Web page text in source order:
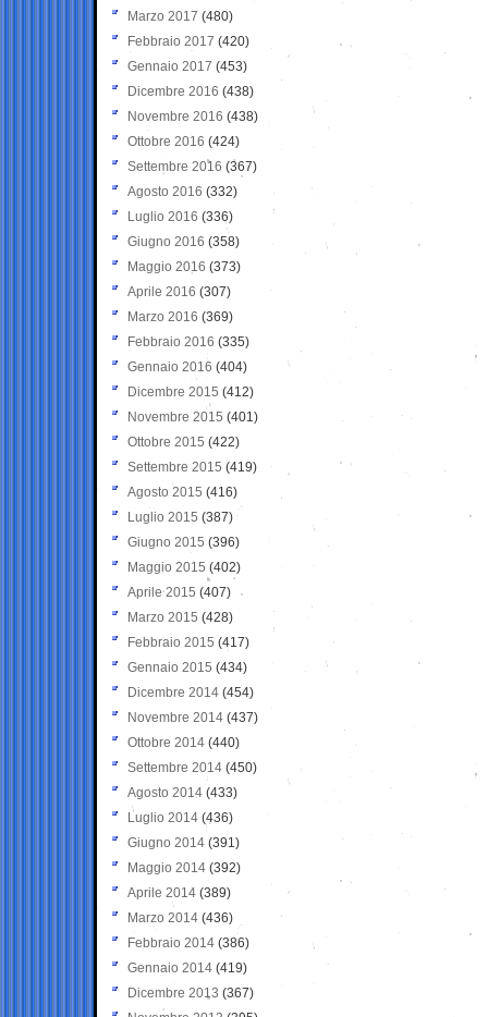
Marzo 2017 (480)
Febbraio 2017 (420)
Gennaio 2017 (453)
Dicembre 2016 (438)
Novembre 2016 (438)
Ottobre 2016 (424)
Settembre 2016 (367)
Agosto 2016 (332)
Luglio 2016 (336)
Giugno 2016 (358)
Maggio 2016 (373)
Aprile 2016 (307)
Marzo 2016 (369)
Febbraio 2016 (335)
Gennaio 2016 (404)
Dicembre 2015 (412)
Novembre 2015 (401)
Ottobre 2015 (422)
Settembre 2015 (419)
Agosto 2015 (416)
Luglio 2015 (387)
Giugno 2015 (396)
Maggio 2015 (402)
Aprile 2015 (407)
Marzo 2015 (428)
Febbraio 2015 (417)
Gennaio 2015 (434)
Dicembre 2014 (454)
Novembre 2014 (437)
Ottobre 2014 (440)
Settembre 2014 (450)
Agosto 2014 (433)
Luglio 2014 (436)
Giugno 2014 (391)
Maggio 2014 (392)
Aprile 2014 (389)
Marzo 2014 (436)
Febbraio 2014 (386)
Gennaio 2014 (419)
Dicembre 2013 (367)